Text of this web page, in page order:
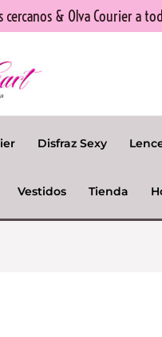
& Olva Courier a
Disfraz Sexy
Vestidos Tienda